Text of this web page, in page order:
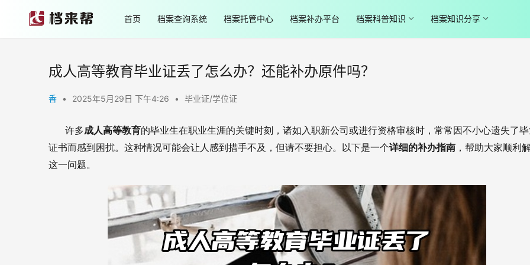
首页 档案查询系统 档案托管中心 档案补办平台 档案科普知识 档案知识分享
成人高等教育毕业证丢了怎么办？还能补办原件吗？
香 • 2025年5月29日 下午4:26 • 毕业证/学位证
许多成人高等教育的毕业生在职业生涯的关键时刻，诸如入职新公司或进行资格审核时，常常因不小心遗失了
证书而感到困扰。这种情况可能会让人感到措手不及，但请不要担心。以下是一个详细的补办指南 ，帮助大家顺利
这一问题。